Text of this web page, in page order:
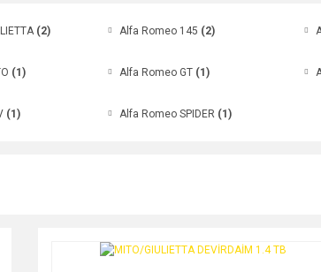
(2) Alfa Romeo 145 (2)
(1) Alfa Romeo GT (1)
(1) Alfa Romeo SPIDER (1)